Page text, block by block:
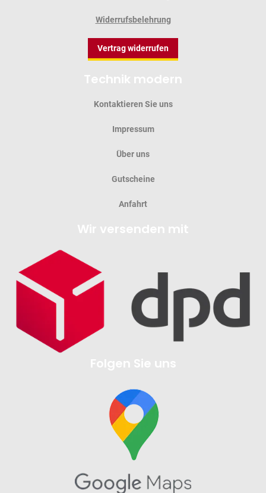
Widerrufsbelehrung
Vertrag widerrufen
Kontaktieren Sie uns
Impressum
Über uns
Gutscheine
Anfahrt